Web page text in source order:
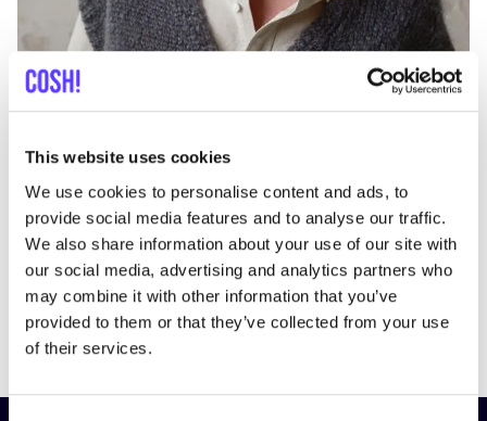
This website uses cookies
We use cookies to personalise content and ads, to
provide social media features and to analyse our traffic.
We also share information about your use of our site with
our social media, advertising and analytics partners who
may combine it with other information that you’ve
provided to them or that they’ve collected from your use
of their services.
PreviousNext